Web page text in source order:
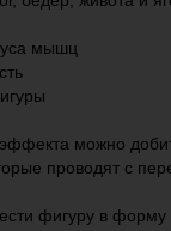
мышц
можно
проводят с
фигуру в форму